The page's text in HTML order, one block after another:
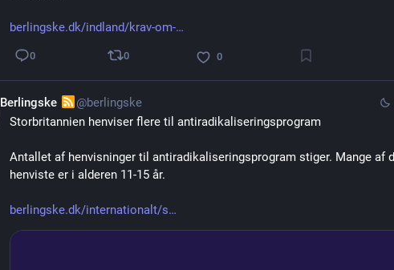
berlingske.dk/indland/krav-om-
0 0 0
Berlingske
@berlingske
Storbritannien henviser flere til antiradikaliseringsprogram
Antallet af henvisninger til antiradikaliseringsprogram stiger. Mange af
henviste er i alderen 11-15 år.
berlingske.dk/internationalt/s